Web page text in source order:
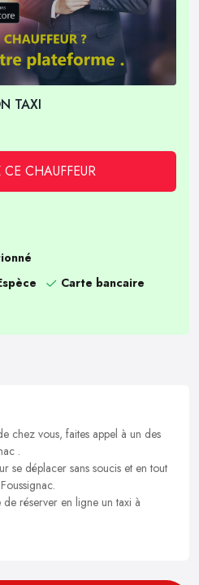
TAXI
CE CHAUFFEUR
Carte bancaire
chez vous, faites appel à un des
.
se déplacer sans soucis et en tout
de réserver en ligne un taxi à